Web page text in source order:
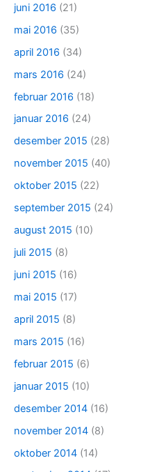
juni 2016 (21)
mai 2016 (35)
april 2016 (34)
mars 2016 (24)
februar 2016 (18)
januar 2016 (24)
desember 2015 (28)
november 2015 (40)
oktober 2015 (22)
september 2015 (24)
august 2015 (10)
juli 2015 (8)
juni 2015 (16)
mai 2015 (17)
april 2015 (8)
mars 2015 (16)
februar 2015 (6)
januar 2015 (10)
desember 2014 (16)
november 2014 (8)
oktober 2014 (14)